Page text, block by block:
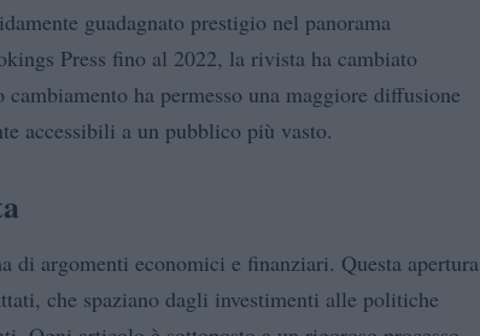
guadagnato prestigio nel panorama
Press fino al 2022, la rivista ha cambiato
ha permesso una maggiore diffusione
accessibili a un pubblico più vasto.
di argomenti economici e finanziari. Questa apertura
che spaziano dagli investimenti alle politiche